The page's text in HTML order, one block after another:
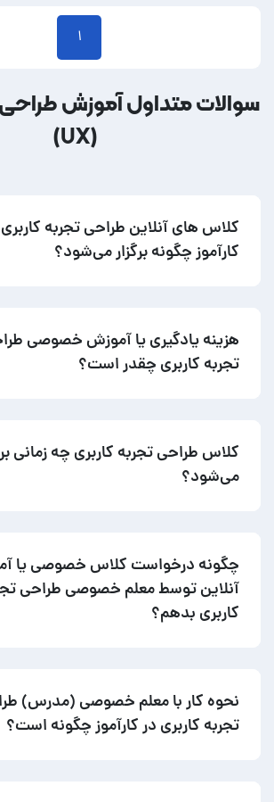
۱
سوالات متداول آموزش طراحی
(UX)
کلاس های آنلاین طراحی تجربه
کارآموز چگونه برگزار می‌شود؟
هزینه یادگیری یا آموزش خصوصی
تجربه کاربری چقدر است؟
کلاس طراحی تجربه کاربری چه زمانی
می‌شود؟
چگونه درخواست کلاس خصوصی یا
آنلاین توسط معلم خصوصی طراحی
کاربری بدهم؟
نحوه کار با معلم خصوصی (مدرس)
تجربه کاربری در کارآموز چگونه است؟